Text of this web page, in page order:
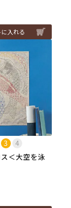
入れる
＜大空を泳